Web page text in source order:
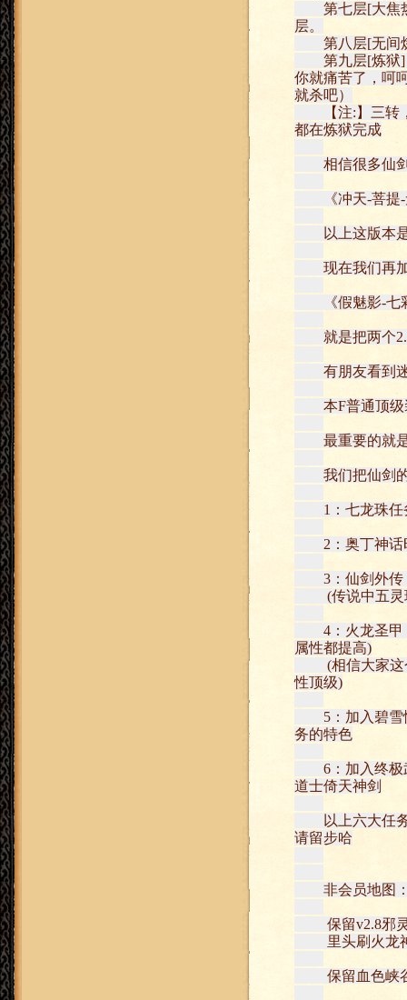
第七层[大焦热
层。
第八层[无间炼
第九层[炼狱]，
你就痛苦了，呵
就杀吧）
【注:】三转，
都在炼狱完成
相信很多仙剑
《冲天-菩提-
以上这版本是
现在我们再加
《假魅影-七彩
就是把两个2.8
有朋友看到迷
本F普通顶级装
最重要的就是
我们把仙剑的
1：七龙珠任务
2：奥丁神话时
3：仙剑外传 -
(传说中五灵珠
4：火龙圣甲 -
属性都提高)
(相信大家这个
性顶级)
5：加入碧雪情
务的特色
6：加入终极武
道士倚天神剑
以上六大任务
请留步哈
非会员地图：
保留v2.8邪灵
里头刷火龙神
保留血色峡谷